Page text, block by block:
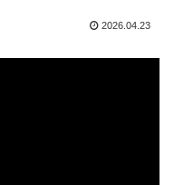
2026.04.23